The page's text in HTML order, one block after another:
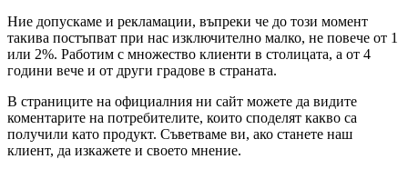
Ние допускаме и рекламации, въпреки че до този момент
такива постъпват при нас изключително малко, не повече от 1
или 2%. Работим с множество клиенти в столицата, а от 4
години вече и от други градове в страната.
В страниците на официалния ни сайт можете да видите
коментарите на потребителите, които споделят какво са
получили като продукт. Съветваме ви, ако станете наш
клиент, да изкажете и своето мнение.